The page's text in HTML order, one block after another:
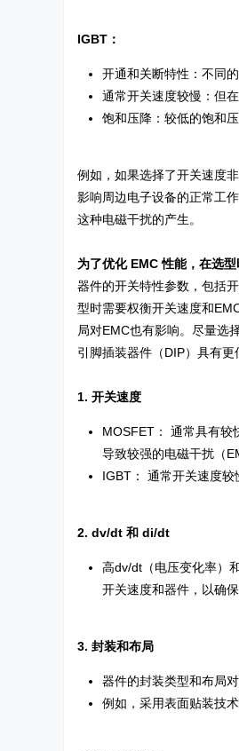
IGBT：
开通和关断特性：不同
通常开关速度较慢：但
饱和压降：较低的饱和
例如，如果选择了开关速度
影响周边电子设备的正常工
这种电磁干扰的产生。
为了优化 EMC 性能，在选
器件的开关特性参数，包括
型时需要权衡开关速度和
局对EMC也有影响。尽量选
引脚插装器件（DIP）具有
1. 开关速度
MOSFET： 通常具有较
导致较强的电磁干扰（
IGBT： 通常开关速度较
2. dv/dt 和 di/dt
高dv/dt（电压变化率）
开关速度和器件，以确保
3. 封装和布局
器件的封装类型和布局
例如，采用表面贴装技